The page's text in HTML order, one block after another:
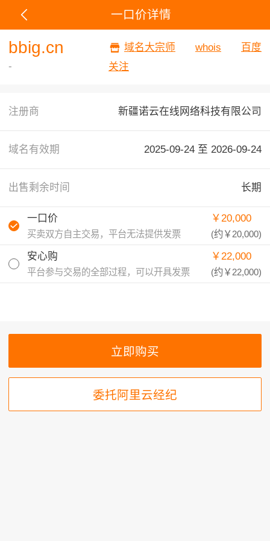
一口价详情
bbig.cn
-
域名大宗师 whois
百度
关注
注册商 新疆诺云在线网络科技有限公司
域名有效期 2025-09-24 至 2026-09-24
出售剩余时间 长期
一口价
买卖双方自主交易，平台无法提供发票
￥20,000
(约￥20,000)
安心购
平台参与交易的全部过程，可以开具发票
￥22,000
(约￥22,000)
委托阿里云经纪